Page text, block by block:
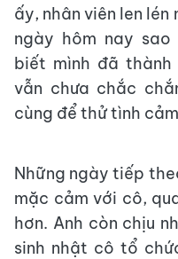
ấy, nhân viên len
ngày hôm nay sao
biết mình đã thành
vẫn chưa chắc
cùng để thử tình
Những ngày tiếp
mặc cảm với cô,
hơn. Anh còn chịu
sinh nhật cô tổ